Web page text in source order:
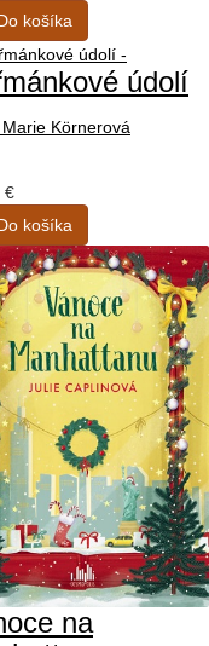
košíka
údolí
Körnerová
€
košíka
na